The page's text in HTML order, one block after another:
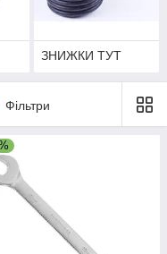
ЗНИЖКИ ТУТ
Фільтри